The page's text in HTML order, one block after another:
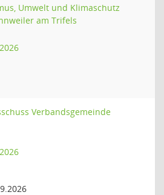
Umwelt und Klimaschutz
am Trifels
Verbandsgemeinde